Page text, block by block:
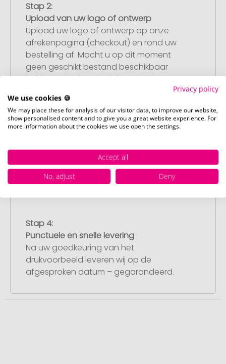
Stap 2:
Upload van uw logo of ontwerp
Upload uw logo of ontwerp op onze
afrekenpagina (checkout) en rond uw
bestelling af. Mocht u op dit moment
geen geschikt bestand beschikbaar
hebben, dan kunt u dit later aanleveren.
Stap 3:
Artikelvoorbeeld en goedkeuring
drukvoorbeeld met uw ontwerp. Zodra u
dit heeft goedgekeurd, starten wij direct
met de productie.
Stap 4:
Punctuele en snelle levering
Na uw goedkeuring van het
drukvoorbeeld leveren wij op de
afgesproken datum – gegarandeerd.
Privacy policy
We use cookies 🍪
We may place these for analysis of our visitor data, to improve our website,
show personalised content and to give you a great website experience. For
more information about the cookies we use open the settings.
Accept all
No, adjust
Deny